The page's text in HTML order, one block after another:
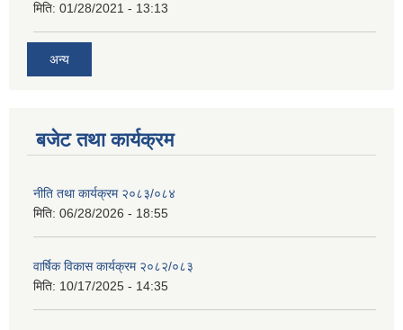
मिति: 01/28/2021 - 13:13
अन्य
बजेट तथा कार्यक्रम
नीति तथा कार्यक्रम २०८३/०८४
मिति: 06/28/2026 - 18:55
वार्षिक विकास कार्यक्रम २०८२/०८३
मिति: 10/17/2025 - 14:35